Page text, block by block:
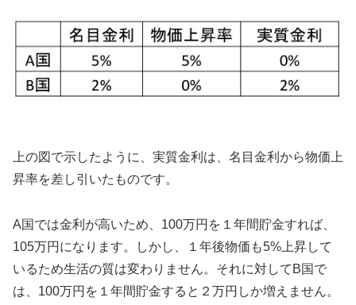
上の図で示したように、実質金利は、名目金利から物価上
昇率を差し引いたものです。
A国では金利が高いため、100万円を１年間貯金すれば、
105万円になります。しかし、１年後物価も5%上昇して
いるため生活の質は変わりません。それに対してB国で
は、100万円を１年間貯金すると２万円しか増えません。